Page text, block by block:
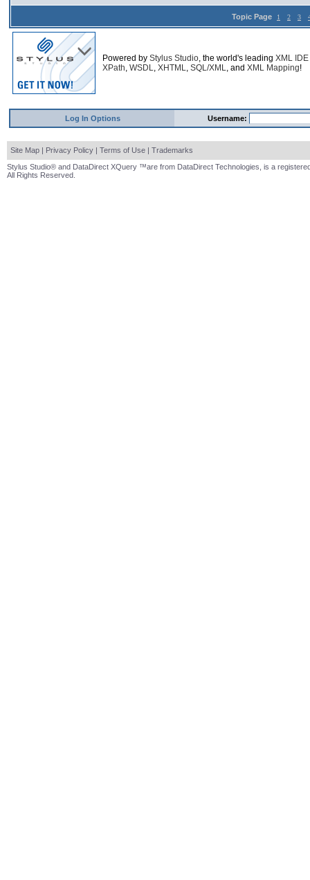
Topic Page 1 2 3
Powered by Stylus Studio, the world's leading XML IDE
XPath, WSDL, XHTML, SQL/XML, and XML Mapping!
Log In Options Username:
Site Map | Privacy Policy | Terms of Use | Trademarks
Stylus Studio® and DataDirect XQuery ™are from DataDirect Technologies, is a
All Rights Reserved.